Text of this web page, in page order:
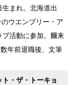
まれ。北海道出
ウエンブリー・ア
ブ活動に参加。爾来
年前退職後、文筆
・ザ・トーキョ